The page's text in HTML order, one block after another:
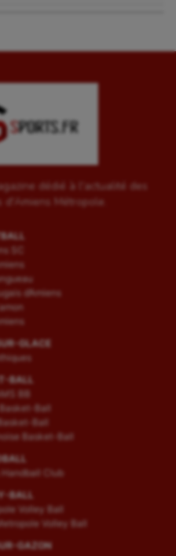
dédié à l'actualité des
Métropole.
SC
d’Amiens
GLACE
BALL
BB
Ball
Ball
Basket-Ball
Handball Club
BALL
Volley Ball
Volley Ball
GAZON